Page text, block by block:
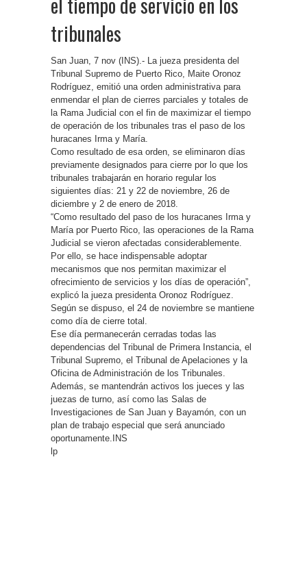
tribunales
San Juan, 7 nov (INS).- La jueza presidenta del
Tribunal Supremo de Puerto Rico, Maite Oronoz
Rodríguez, emitió una orden administrativa para
enmendar el plan de cierres parciales y totales de
la Rama Judicial con el fin de maximizar el tiempo
de operación de los tribunales tras el paso de los
huracanes Irma y María.
Como resultado de esa orden, se eliminaron días
previamente designados para cierre por lo que los
tribunales trabajarán en horario regular los
siguientes días: 21 y 22 de noviembre, 26 de
diciembre y 2 de enero de 2018.
“Como resultado del paso de los huracanes Irma y
María por Puerto Rico, las operaciones de la Rama
Judicial se vieron afectadas considerablemente.
Por ello, se hace indispensable adoptar
mecanismos que nos permitan maximizar el
ofrecimiento de servicios y los días de operación”,
explicó la jueza presidenta Oronoz Rodríguez.
Según se dispuso, el 24 de noviembre se mantiene
como día de cierre total.
Ese día permanecerán cerradas todas las
dependencias del Tribunal de Primera Instancia, el
Tribunal Supremo, el Tribunal de Apelaciones y la
Oficina de Administración de los Tribunales.
Además, se mantendrán activos los jueces y las
juezas de turno, así como las Salas de
Investigaciones de San Juan y Bayamón, con un
plan de trabajo especial que será anunciado
oportunamente.INS
lp